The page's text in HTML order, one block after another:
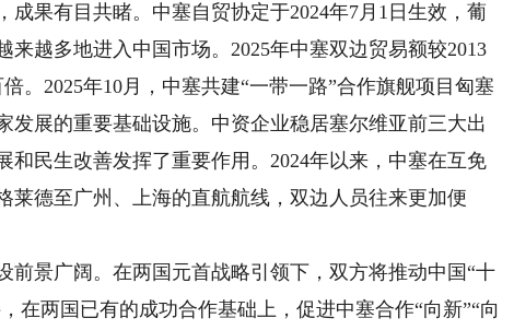
果有目共睹。中塞自贸协定于2024年7月1日生效，葡
越多地进入中国市场。2025年中塞双边贸易额较2013
。2025年10月，中塞共建“一带一路”合作旗舰项目匈塞
发展的重要基础设施。中资企业稳居塞尔维亚前三大出
和民生改善发挥了重要作用。2024年以来，中塞在互免
莱德至广州、上海的直航航线，双边人员往来更加便
景广阔。在两国元首战略引领下，双方将推动中国“十
在两国已有的成功合作基础上，促进中塞合作“向新”“向